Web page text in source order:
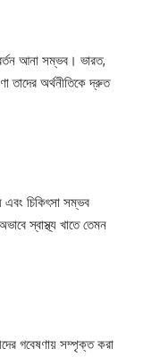
আনা সম্ভব। ভারত,
তাদের অর্থনীতিকে দ্রুত
এবং চিকিৎসা সম্ভব
স্বাস্থ্য খাতে তেমন
গবেষণায় সম্পৃক্ত করা